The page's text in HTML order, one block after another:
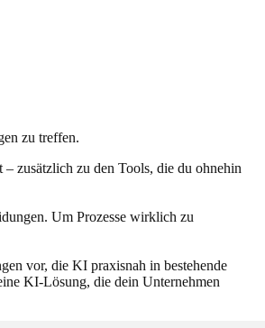
zu treffen.
zusätzlich zu den Tools, die du ohnehin
Um Prozesse wirklich zu
vor, die KI praxisnah in bestehende
KI-Lösung, die dein Unternehmen